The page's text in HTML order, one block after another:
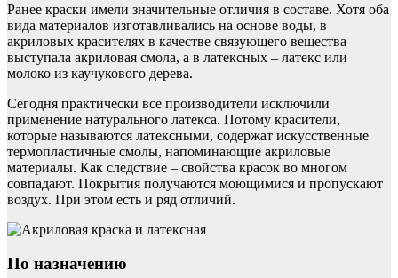
Ранее краски имели значительные отличия в составе. Хотя оба
вида материалов изготавливались на основе воды, в
акриловых красителях в качестве связующего вещества
выступала акриловая смола, а в латексных – латекс или
молоко из каучукового дерева.
Сегодня практически все производители исключили
применение натурального латекса. Потому красители,
которые называются латексными, содержат искусственные
термопластичные смолы, напоминающие акриловые
материалы. Как следствие – свойства красок во многом
совпадают. Покрытия получаются моющимися и пропускают
воздух. При этом есть и ряд отличий.
По назначению